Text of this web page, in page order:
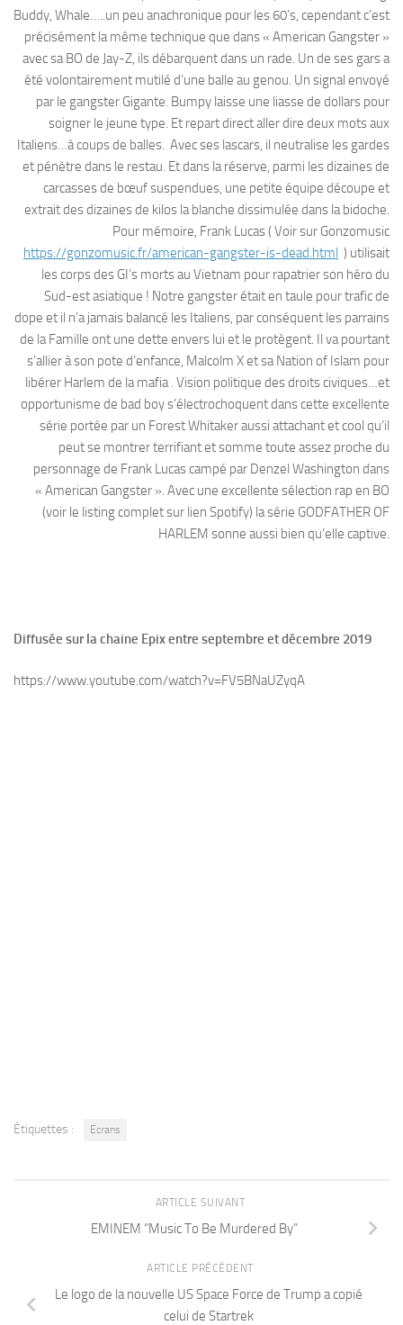
Buddy, Whale…..un peu anachronique pour les 60’s, cependant c’est
précisément la même technique que dans « American Gangster »
avec sa BO de Jay-Z, ils débarquent dans un rade. Un de ses gars a
été volontairement mutilé d’une balle au genou. Un signal envoyé
par le gangster Gigante. Bumpy laisse une liasse de dollars pour
soigner le jeune type. Et repart direct aller dire deux mots aux
Italiens…à coups de balles. Avec ses lascars, il neutralise les gardes
et pénètre dans le restau. Et dans la réserve, parmi les dizaines de
carcasses de bœuf suspendues, une petite équipe découpe et
extrait des dizaines de kilos la blanche dissimulée dans la bidoche.
Pour mémoire, Frank Lucas ( Voir sur Gonzomusic
https://gonzomusic.fr/american-gangster-is-dead.html ) utilisait
les corps des GI’s morts au Vietnam pour rapatrier son héro du
Sud-est asiatique ! Notre gangster était en taule pour trafic de
dope et il n’a jamais balancé les Italiens, par conséquent les parrains
de la Famille ont une dette envers lui et le protègent. Il va pourtant
s’allier à son pote d’enfance, Malcolm X et sa Nation of Islam pour
libérer Harlem de la mafia . Vision politique des droits civiques…et
opportunisme de bad boy s’électrochoquent dans cette excellente
série portée par un Forest Whitaker aussi attachant et cool qu’il
peut se montrer terrifiant et somme toute assez proche du
personnage de Frank Lucas campé par Denzel Washington dans
« American Gangster ». Avec une excellente sélection rap en BO
(voir le listing complet sur lien Spotify) la série GODFATHER OF
HARLEM sonne aussi bien qu’elle captive.
Diffusée sur la chaine Epix entre septembre et décembre 2019
https://www.youtube.com/watch?v=FV5BNaUZyqA
Étiquettes : Ecrans
ARTICLE SUIVANT
EMINEM “Music To Be Murdered By”
ARTICLE PRÉCÉDENT
Le logo de la nouvelle US Space Force de Trump a copié
celui de Startrek